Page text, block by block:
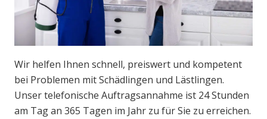
Wir helfen Ihnen schnell, preiswert und kompetent
bei Problemen mit Schädlingen und Lästlingen.
Unser telefonische Auftragsannahme ist 24 Stunden
am Tag an 365 Tagen im Jahr zu für Sie zu erreichen.